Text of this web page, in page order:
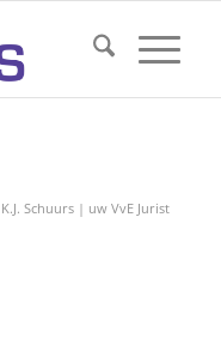
Schuurs | uw VvE Jurist